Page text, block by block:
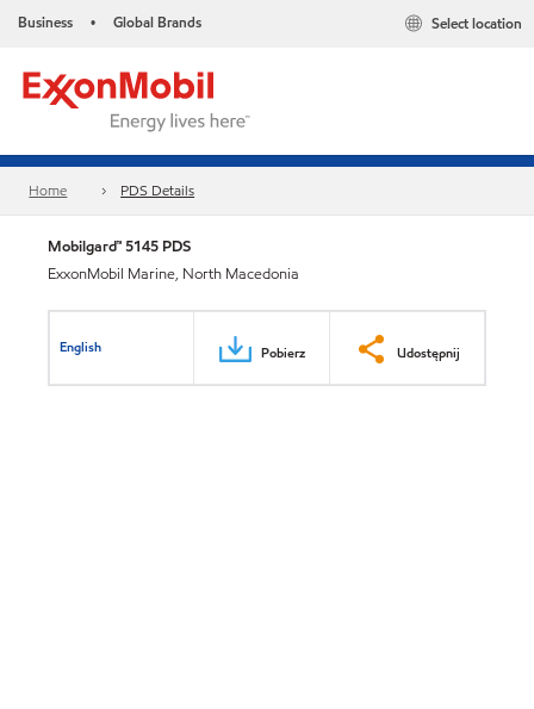
Business • Global Brands Select location
Home PDS Details
Mobilgard™ 5145 PDS
ExxonMobil Marine, North Macedonia
English Pobierz Udostępnij